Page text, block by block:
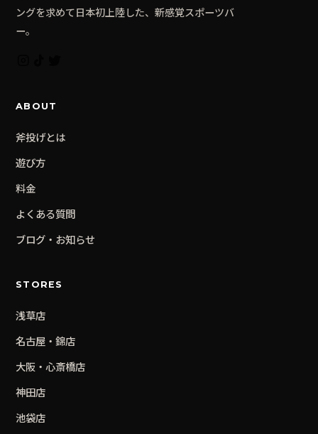
ングを求めて日本初上陸した、新感覚スポーツバ
ー。
ABOUT
斧投げとは
遊び方
料金
よくある質問
ブログ・お知らせ
STORES
浅草店
名古屋・錦店
大阪・心斎橋店
神田店
池袋店